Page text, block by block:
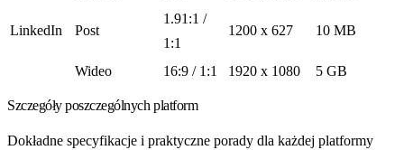
LinkedIn Post
1.91:1 /
1:1
1200 x 627 10 MB
Wideo 16:9 / 1:1 1920 x 1080 5 GB
Szczegóły poszczególnych platform
Dokładne specyfikacje i praktyczne porady dla każdej platformy